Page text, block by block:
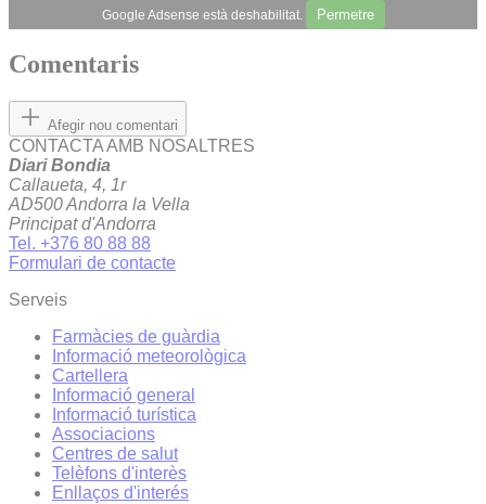
Google Adsense està deshabilitat. Permetre
Comentaris
Afegir nou comentari
CONTACTA AMB NOSALTRES
Diari Bondia
Callaueta, 4, 1r
AD500 Andorra la Vella
Principat d'Andorra
Tel. +376 80 88 88
Formulari de contacte
Serveis
Farmàcies de guàrdia
Informació meteorològica
Cartellera
Informació general
Informació turística
Associacions
Centres de salut
Telèfons d'interès
Enllaços d'interés